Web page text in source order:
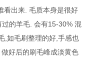
看出来. 毛质本身是很好
的羊毛. 会有15-30% 混
,如毛刷整理的好,手感也
好后的刷毛峰成淡黄色